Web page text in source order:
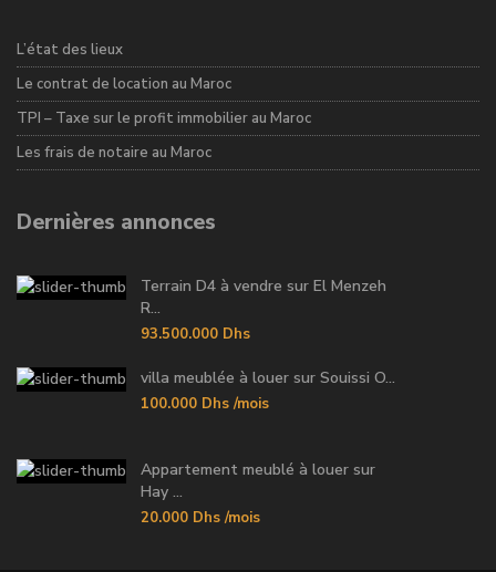
L’état des lieux
Le contrat de location au Maroc
TPI – Taxe sur le profit immobilier au Maroc
Les frais de notaire au Maroc
Dernières annonces
Terrain D4 à vendre sur El Menzeh
R...
93.500.000 Dhs
villa meublée à louer sur Souissi O...
100.000 Dhs /mois
Appartement meublé à louer sur
Hay ...
20.000 Dhs /mois